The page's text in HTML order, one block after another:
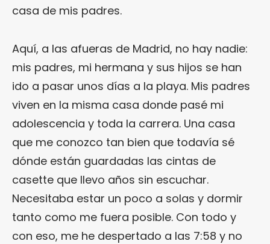
casa de mis padres.
Aquí, a las afueras de Madrid, no hay nadie:
mis padres, mi hermana y sus hijos se han
ido a pasar unos días a la playa. Mis padres
viven en la misma casa donde pasé mi
adolescencia y toda la carrera. Una casa
que me conozco tan bien que todavía sé
dónde están guardadas las cintas de
casette que llevo años sin escuchar.
Necesitaba estar un poco a solas y dormir
tanto como me fuera posible. Con todo y
con eso, me he despertado a las 7:58 y no